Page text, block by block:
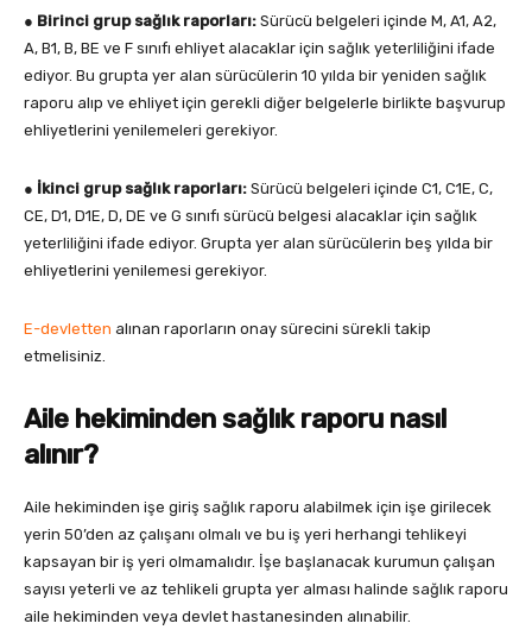
● Birinci grup sağlık raporları: Sürücü belgeleri içinde M, A1, A2,
A, B1, B, BE ve F sınıfı ehliyet alacaklar için sağlık yeterliliğini ifade
ediyor. Bu grupta yer alan sürücülerin 10 yılda bir yeniden sağlık
raporu alıp ve ehliyet için gerekli diğer belgelerle birlikte başvurup
ehliyetlerini yenilemeleri gerekiyor.
● İkinci grup sağlık raporları: Sürücü belgeleri içinde C1, C1E, C,
CE, D1, D1E, D, DE ve G sınıfı sürücü belgesi alacaklar için sağlık
yeterliliğini ifade ediyor. Grupta yer alan sürücülerin beş yılda bir
ehliyetlerini yenilemesi gerekiyor.
E-devletten alınan raporların onay sürecini sürekli takip
etmelisiniz.
Aile hekiminden sağlık raporu nasıl
alınır?
Aile hekiminden işe giriş sağlık raporu alabilmek için işe girilecek
yerin 50’den az çalışanı olmalı ve bu iş yeri herhangi tehlikeyi
kapsayan bir iş yeri olmamalıdır. İşe başlanacak kurumun çalışan
sayısı yeterli ve az tehlikeli grupta yer alması halinde sağlık raporu
aile hekiminden veya devlet hastanesinden alınabilir.